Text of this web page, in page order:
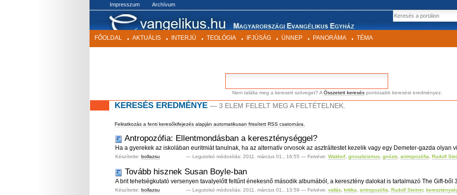
Impresszum
Archívum
Keresés
FŐOLDAL AKTUÁLIS INTERJÚ TEOLÓGIA IFJÚSÁG ÜNNEP PANORÁMA TÉMA
Nem találta meg a keresett szöveget? AÖsszetett keresés pontosabb keresést eredményez.
KERESÉS EREDMÉNYE — 3 ELEM FELELT MEG A FELTÉTELNEK.
Feliratkozás a fenti keresőkifejezés alapján automatikusan frissített RSS csatornára.
Antropozófia: Ellentmondásban a kereszténységgel?
Ha a gyerekek az iskolában euritmiát tanulnak, ha az alternatív orvosok az asztráltestet kezelik vagy egy Demeter-gazda olyan
Készítette: bollazsu — Legutolsó módosítás: 2011. március 01., 16:55 — Felvéve: Waldorf gnoszticizmus gnózis antropozófia Rudolf
Tovább hisznek Susan Boyle-ban
A brit tehetségkutató versenyen tavalyelőtt feltűnt énekesnő második albumából, a keresztény dalokat is tartalmazó The Gift-ből
Készítette: bollazsu — Legutolsó módosítás: 2011. március 01., 13:59 — Felvéve: vallás kritika antropozófia Rudolf Steiner,